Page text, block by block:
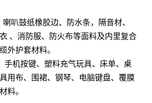
喇叭鼓纸橡胶边、防水条，隔音材、
、消防服、防火布等面料及内里复合
外护套材料。
手机按键、塑料充气玩具、床单、桌
用布、围裙、钢琴、电脑键盘、覆膜
料。